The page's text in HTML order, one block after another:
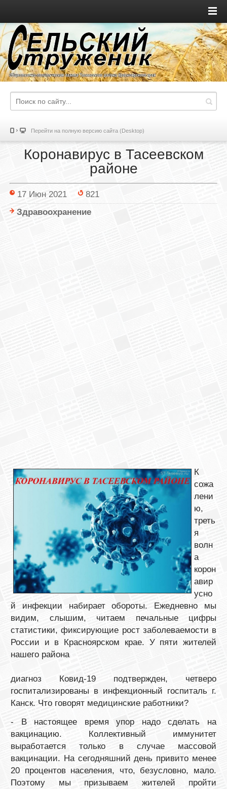
Перейти на полную версию сайта (Desktop)
Коронавирус в Тасеевском
районе
17 Июн 2021
821
Здравоохранение
К
сожа
лени
ю,
треть
я
волн
а
корон
авир
усно
й инфекции набирает обороты. Ежедневно мы
видим, слышим, читаем печальные цифры
статистики, фиксирующие рост заболеваемости в
России и в Красноярском крае. У пяти жителей
нашего района
диагноз Ковид-19 подтвержден, четверо
госпитализированы в инфекционный госпиталь г.
Канск. Что говорят медицинские работники?
- В настоящее время упор надо сделать на
вакцинацию. Коллективный иммунитет
выработается только в случае массовой
вакцинации. На сегодняшний день привито менее
20 процентов населения, что, безусловно, мало.
Поэтому мы призываем жителей пройти